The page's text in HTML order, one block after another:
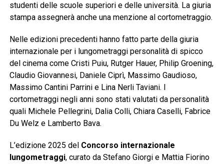
studenti delle scuole superiori e delle università. La giuria
stampa assegnerà anche una menzione al cortometraggio.
Nelle edizioni precedenti hanno fatto parte della giuria
internazionale per i lungometraggi personalità di spicco
del cinema come Cristi Puiu, Rutger Hauer, Philip Groening,
Claudio Giovannesi, Daniele Ciprì, Massimo Gaudioso,
Massimo Cantini Parrini e Lina Nerli Taviani. I
cortometraggi negli anni sono stati valutati da personalità
quali Michele Pellegrini, Dalia Colli, Chiara Caselli, Fabrice
Du Welz e Lamberto Bava.
L’edizione 2025 del Concorso internazionale
lungometraggi, curato da Stefano Giorgi e Mattia Fiorino